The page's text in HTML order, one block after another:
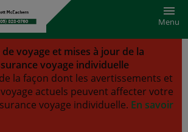
Menu
voyage et mises à jour de la
voyage individuelle
la façon dont les avertissements et
actuels peuvent affecter votre
voyage individuelle. En savoir